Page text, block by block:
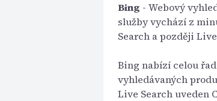
Bing - Webový
služby vychází z
Search a později
Bing nabízí celou
vyhledávaných
Live Search uveden